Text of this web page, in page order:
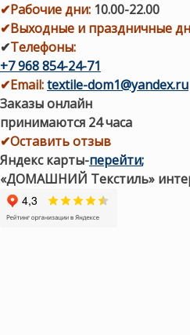
✔Рабочие дни: 10.00-22.00
✔Выходные и праздничные
✔Телефоны:
+7 968 854-24-71
✔Email:textile-dom1@yandex.ru
Заказы онлайн
принимаются 24 часа
✔Оставить отзыв
Яндекс карты-перейти;
«ДОМАШНИЙ Текстиль»